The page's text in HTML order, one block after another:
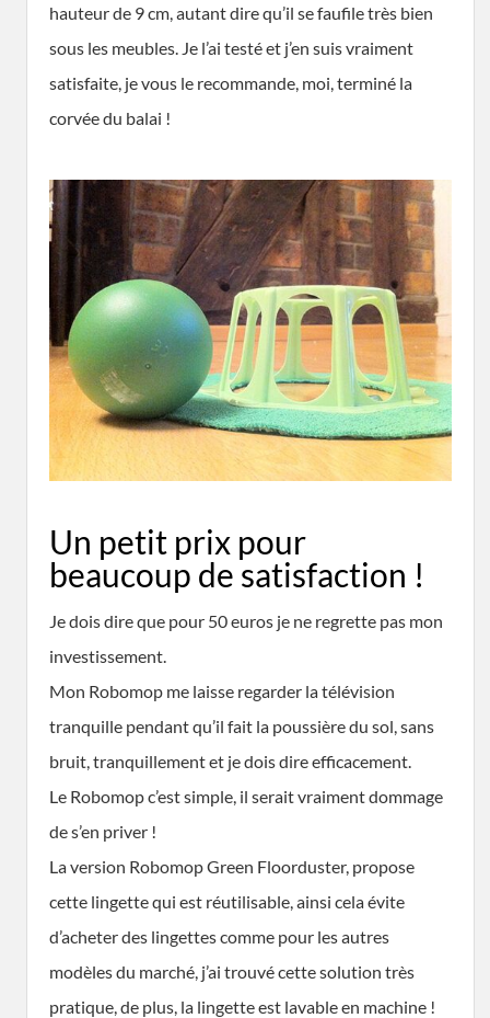
hauteur de 9 cm, autant dire qu’il se faufile très bien
sous les meubles. Je l’ai testé et j’en suis vraiment
satisfaite, je vous le recommande, moi, terminé la
corvée du balai !
Un petit prix pour
beaucoup de satisfaction !
Je dois dire que pour 50 euros je ne regrette pas mon
investissement.
Mon Robomop me laisse regarder la télévision
tranquille pendant qu’il fait la poussière du sol, sans
bruit, tranquillement et je dois dire efficacement.
Le Robomop c’est simple, il serait vraiment dommage
de s’en priver !
La version Robomop Green Floorduster, propose
cette lingette qui est réutilisable, ainsi cela évite
d’acheter des lingettes comme pour les autres
modèles du marché, j’ai trouvé cette solution très
pratique, de plus, la lingette est lavable en machine !